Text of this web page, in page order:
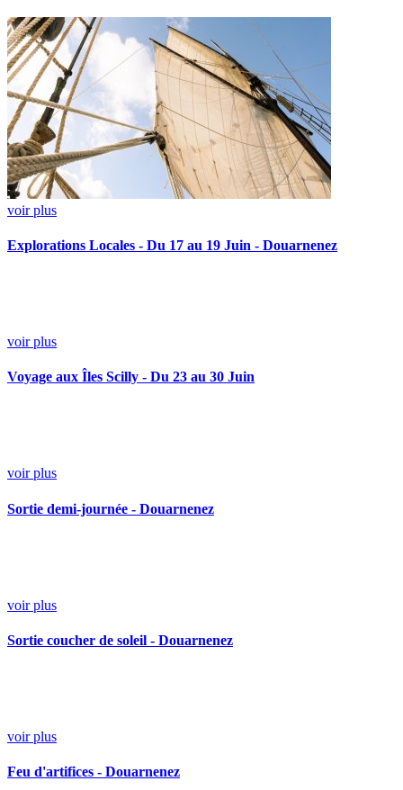
voir plus
Explorations Locales - Du 17 au 19 Juin - Douarnenez
voir plus
Voyage aux Îles Scilly - Du 23 au 30 Juin
voir plus
Sortie demi-journée - Douarnenez
voir plus
Sortie coucher de soleil - Douarnenez
voir plus
Feu d'artifices - Douarnenez